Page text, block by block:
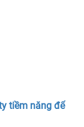
tiềm năng để